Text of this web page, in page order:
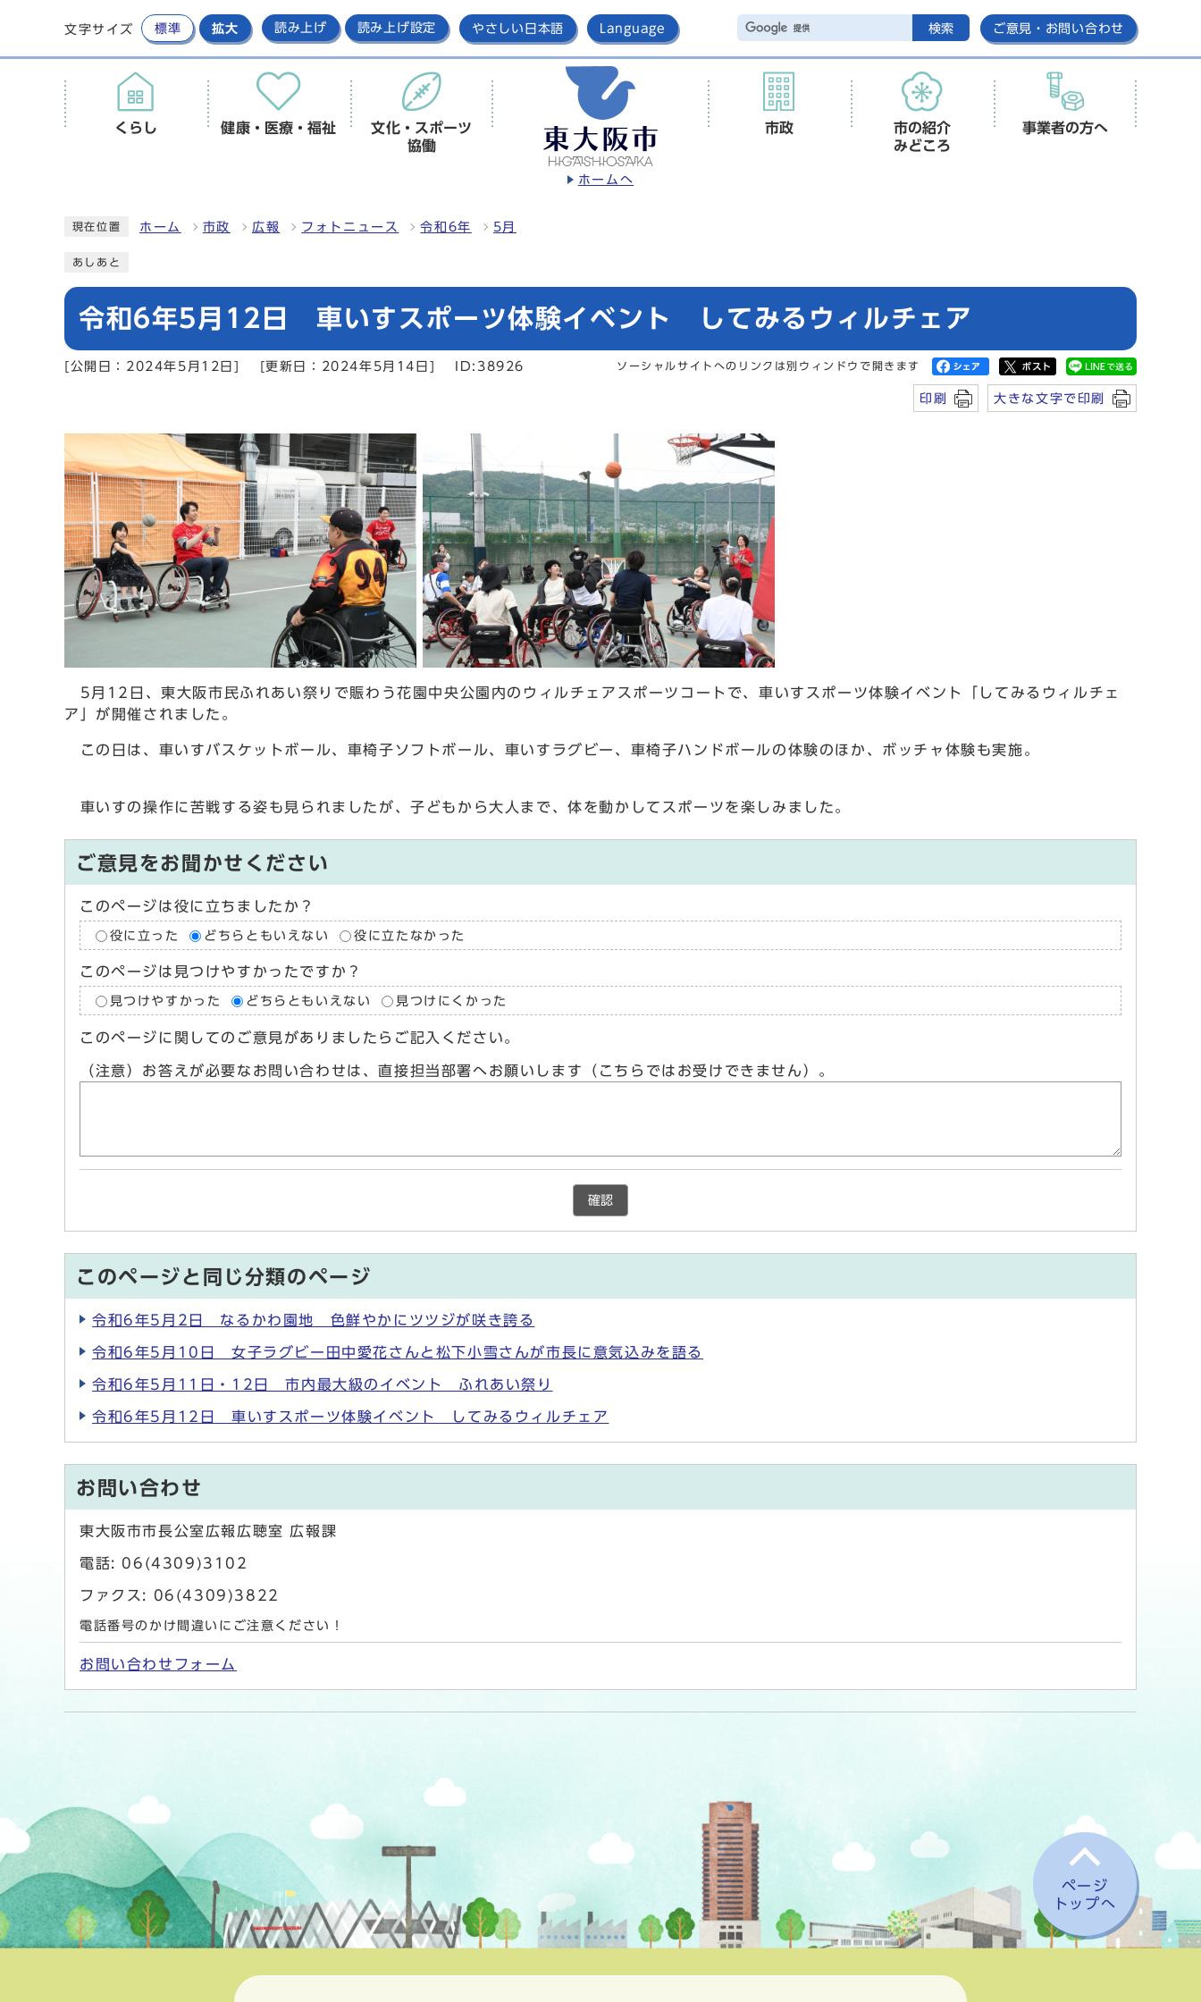
文字サイズ 標準 拡大 読み上げ 読み上げ設定 やさしい日本語 Language 検索 ご意見・お問い合わせ
ホームへ
くらし 健康・医療・福祉
文化・スポーツ
協働
市政
市の紹介
みどころ
事業者の方へ
現在位置 ホーム 市政 広報 フォトニュース 令和6年 5月
あしあと
令和6年5月12日 車いすスポーツ体験イベント してみるウィルチェア
[公開日：2024年5月12日] [更新日：2024年5月14日] ID:38926 ソーシャルサイトへのリンクは別ウィンドウで開きます
印刷 大きな文字で印刷
5月12日、東大阪市民ふれあい祭りで賑わう花園中央公園内のウィルチェアスポーツコートで、車いすスポーツ体験イベント「してみるウィルチェ
ア」が開催されました。
この日は、車いすバスケットボール、車椅子ソフトボール、車いすラグビー、車椅子ハンドボールの体験のほか、ボッチャ体験も実施。
車いすの操作に苦戦する姿も見られましたが、子どもから大人まで、体を動かしてスポーツを楽しみました。
ご意見をお聞かせください
このページは役に立ちましたか？
役に立った どちらともいえない 役に立たなかった
このページは見つけやすかったですか？
見つけやすかった どちらともいえない 見つけにくかった
このページに関してのご意見がありましたらご記入ください。
（注意）お答えが必要なお問い合わせは、直接担当部署へお願いします（こちらではお受けできません）。
確認
このページと同じ分類のページ
令和6年5月2日 なるかわ園地 色鮮やかにツツジが咲き誇る
令和6年5月10日 女子ラグビー田中愛花さんと松下小雪さんが市長に意気込みを語る
令和6年5月11日・12日 市内最大級のイベント ふれあい祭り
令和6年5月12日 車いすスポーツ体験イベント してみるウィルチェア
お問い合わせ
東大阪市市長公室広報広聴室 広報課
電話: 06(4309)3102
ファクス: 06(4309)3822
電話番号のかけ間違いにご注意ください！
お問い合わせフォーム
ページ
トップへ